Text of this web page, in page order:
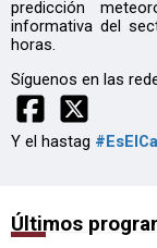
predicción
informativa del
horas.
Síguenos en las
Y el hastag
Últimos